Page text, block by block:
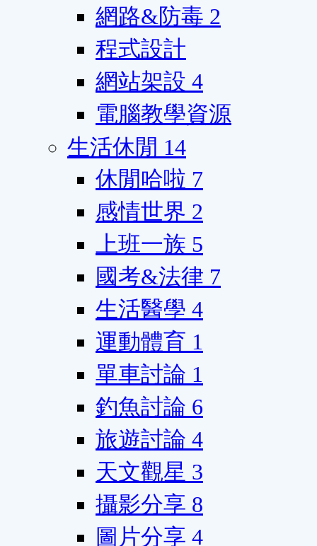
網路&防毒 2
程式設計
網站架設 4
電腦教學資源
生活休閒 14
休閒哈啦 7
感情世界 2
上班一族 5
國考&法律 7
生活醫學 4
運動體育 1
單車討論 1
釣魚討論 6
旅遊討論 4
天文觀星 3
攝影分享 8
圖片分享 4